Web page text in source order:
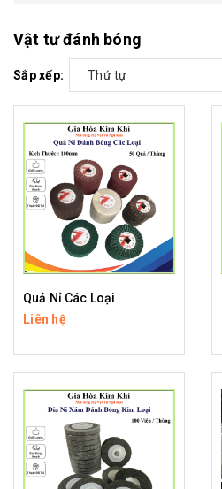
Vật tư đánh bóng
Sắp xếp: Thứ tự
Quả Nỉ Các Loại
Liên hệ